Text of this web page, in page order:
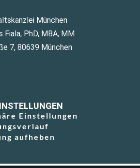
München
Fiala, PhD, MBA, MM
7, 80639 München
Einstellungen
aufheben